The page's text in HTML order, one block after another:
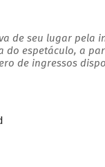
de seu lugar pela
do espetáculo, a
de ingressos